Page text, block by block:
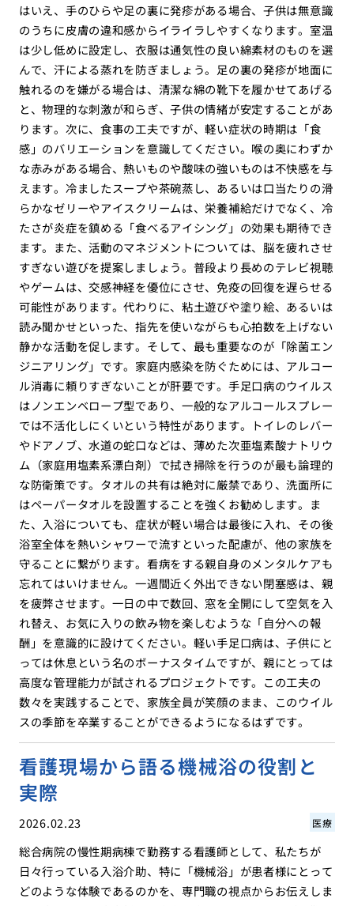
はいえ、手のひらや足の裏に発疹がある場合、子供は無意識
のうちに皮膚の違和感からイライラしやすくなります。室温
は少し低めに設定し、衣服は通気性の良い綿素材のものを選
んで、汗による蒸れを防ぎましょう。足の裏の発疹が地面に
触れるのを嫌がる場合は、清潔な綿の靴下を履かせてあげる
と、物理的な刺激が和らぎ、子供の情緒が安定することがあ
ります。次に、食事の工夫ですが、軽い症状の時期は「食
感」のバリエーションを意識してください。喉の奥にわずか
な赤みがある場合、熱いものや酸味の強いものは不快感を与
えます。冷ましたスープや茶碗蒸し、あるいは口当たりの滑
らかなゼリーやアイスクリームは、栄養補給だけでなく、冷
たさが炎症を鎮める「食べるアイシング」の効果も期待でき
ます。また、活動のマネジメントについては、脳を疲れさせ
すぎない遊びを提案しましょう。普段より長めのテレビ視聴
やゲームは、交感神経を優位にさせ、免疫の回復を遅らせる
可能性があります。代わりに、粘土遊びや塗り絵、あるいは
読み聞かせといった、指先を使いながらも心拍数を上げない
静かな活動を促します。そして、最も重要なのが「除菌エン
ジニアリング」です。家庭内感染を防ぐためには、アルコー
ル消毒に頼りすぎないことが肝要です。手足口病のウイルス
はノンエンベロープ型であり、一般的なアルコールスプレー
では不活化しにくいという特性があります。トイレのレバー
やドアノブ、水道の蛇口などは、薄めた次亜塩素酸ナトリウ
ム（家庭用塩素系漂白剤）で拭き掃除を行うのが最も論理的
な防衛策です。タオルの共有は絶対に厳禁であり、洗面所に
はペーパータオルを設置することを強くお勧めします。ま
た、入浴についても、症状が軽い場合は最後に入れ、その後
浴室全体を熱いシャワーで流すといった配慮が、他の家族を
守ることに繋がります。看病をする親自身のメンタルケアも
忘れてはいけません。一週間近く外出できない閉塞感は、親
を疲弊させます。一日の中で数回、窓を全開にして空気を入
れ替え、お気に入りの飲み物を楽しむような「自分への報
酬」を意識的に設けてください。軽い手足口病は、子供にと
っては休息という名のボーナスタイムですが、親にとっては
高度な管理能力が試されるプロジェクトです。この工夫の
数々を実践することで、家族全員が笑顔のまま、このウイル
スの季節を卒業することができるようになるはずです。
看護現場から語る機械浴の役割と
実際
2026.02.23 医療
総合病院の慢性期病棟で勤務する看護師として、私たちが
日々行っている入浴介助、特に「機械浴」が患者様にとって
どのような体験であるのかを、専門職の視点からお伝えしま